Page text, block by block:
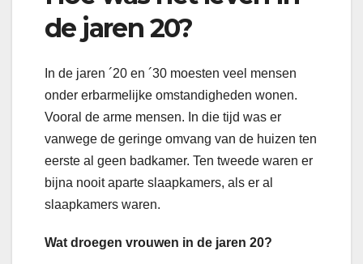
de jaren 20?
In de jaren ´20 en ´30 moesten veel mensen
onder erbarmelijke omstandigheden wonen.
Vooral de arme mensen. In die tijd was er
vanwege de geringe omvang van de huizen ten
eerste al geen badkamer. Ten tweede waren er
bijna nooit aparte slaapkamers, als er al
slaapkamers waren.
Wat droegen vrouwen in de jaren 20?